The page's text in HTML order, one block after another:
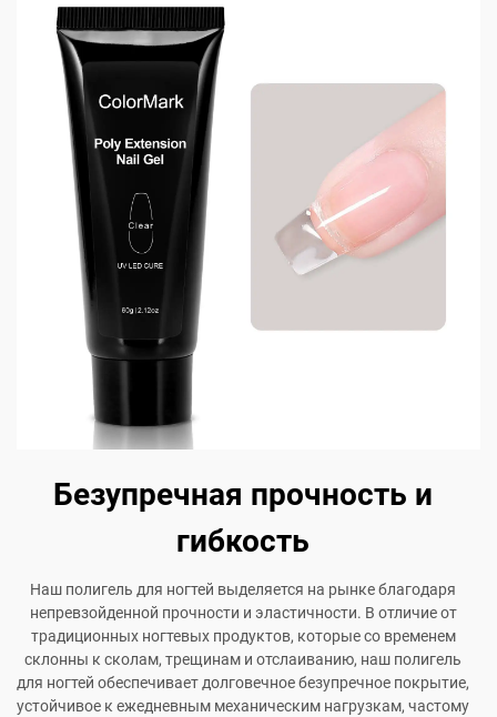
Безупречная прочность и
гибкость
Наш полигель для ногтей выделяется на рынке благодаря
непревзойденной прочности и эластичности. В отличие от
традиционных ногтевых продуктов, которые со временем
склонны к сколам, трещинам и отслаиванию, наш полигель
для ногтей обеспечивает долговечное безупречное покрытие,
устойчивое к ежедневным механическим нагрузкам, частому